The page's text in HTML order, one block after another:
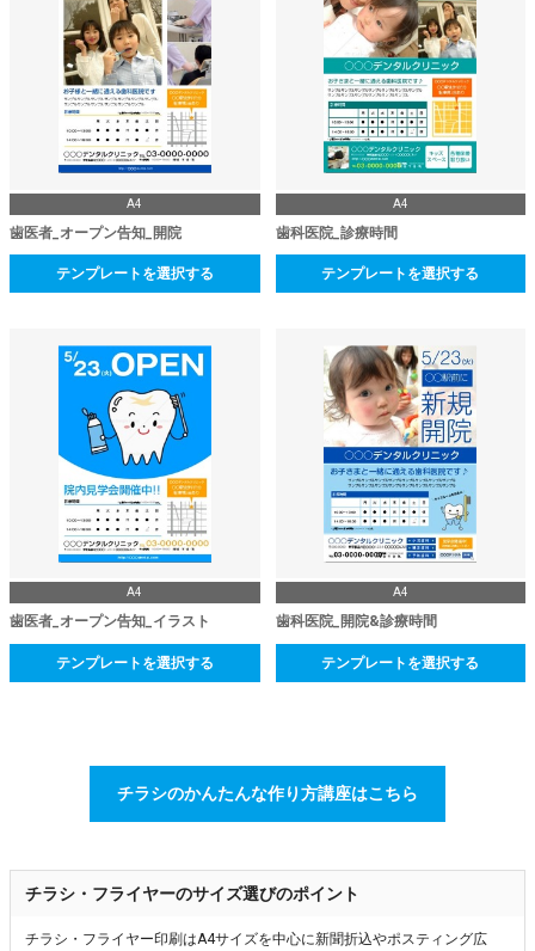
A4
歯医者_オープン告知_開院
テンプレートを選択する
A4
歯科医院_診療時間
テンプレートを選択する
A4
歯医者_オープン告知_イラスト
テンプレートを選択する
A4
歯科医院_開院&診療時間
テンプレートを選択する
チラシのかんたんな作り方講座はこちら
チラシ・フライヤーのサイズ選びのポイント
チラシ・フライヤー印刷はA4サイズを中心に新聞折込やポスティング広